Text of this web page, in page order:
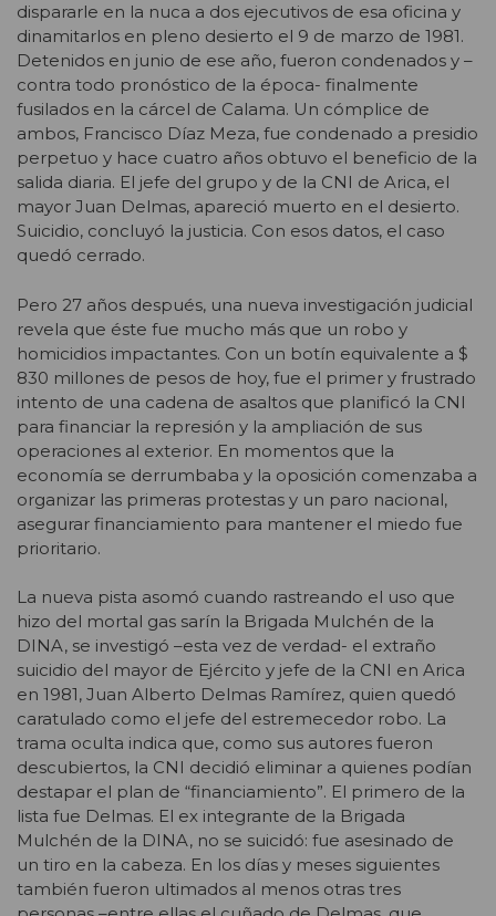
dispararle en la nuca a dos ejecutivos de esa oficina y
dinamitarlos en pleno desierto el 9 de marzo de 1981.
Detenidos en junio de ese año, fueron condenados y –
contra todo pronóstico de la época- finalmente
fusilados en la cárcel de Calama. Un cómplice de
ambos, Francisco Díaz Meza, fue condenado a presidio
perpetuo y hace cuatro años obtuvo el beneficio de la
salida diaria. El jefe del grupo y de la CNI de Arica, el
mayor Juan Delmas, apareció muerto en el desierto.
Suicidio, concluyó la justicia. Con esos datos, el caso
quedó cerrado.
Pero 27 años después, una nueva investigación judicial
revela que éste fue mucho más que un robo y
homicidios impactantes. Con un botín equivalente a $
830 millones de pesos de hoy, fue el primer y frustrado
intento de una cadena de asaltos que planificó la CNI
para financiar la represión y la ampliación de sus
operaciones al exterior. En momentos que la
economía se derrumbaba y la oposición comenzaba a
organizar las primeras protestas y un paro nacional,
asegurar financiamiento para mantener el miedo fue
prioritario.
La nueva pista asomó cuando rastreando el uso que
hizo del mortal gas sarín la Brigada Mulchén de la
DINA, se investigó –esta vez de verdad- el extraño
suicidio del mayor de Ejército y jefe de la CNI en Arica
en 1981, Juan Alberto Delmas Ramírez, quien quedó
caratulado como el jefe del estremecedor robo. La
trama oculta indica que, como sus autores fueron
descubiertos, la CNI decidió eliminar a quienes podían
destapar el plan de “financiamiento”. El primero de la
lista fue Delmas. El ex integrante de la Brigada
Mulchén de la DINA, no se suicidó: fue asesinado de
un tiro en la cabeza. En los días y meses siguientes
también fueron ultimados al menos otras tres